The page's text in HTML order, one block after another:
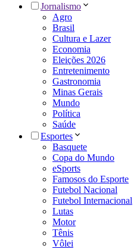
Jornalismo
Agro
Brasil
Cultura e Lazer
Economia
Eleições 2026
Entretenimento
Gastronomia
Minas Gerais
Mundo
Política
Saúde
Esportes
Basquete
Copa do Mundo
eSports
Famosos do Esporte
Futebol Nacional
Futebol Internacional
Lutas
Motor
Tênis
Vôlei